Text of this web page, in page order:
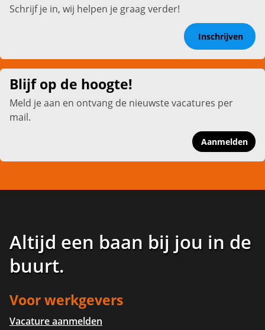
Schrijf je in, wij helpen je graag verder!
Inschrijven
Blijf op de hoogte!
Meld je aan en ontvang de nieuwste vacatures per
mail.
Aanmelden
Altijd een baan bij jou in de
buurt.
Voor werkgevers
Vacature aanmelden